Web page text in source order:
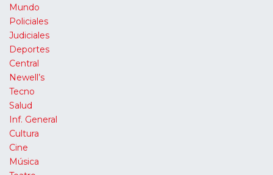
Mundo
Policiales
Judiciales
Deportes
Central
Newell’s
Tecno
Salud
Inf. General
Cultura
Cine
Música